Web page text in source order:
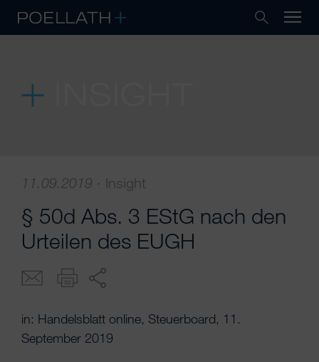
11.09.2019 · Insight
§ 50d Abs. 3 EStG nach den
Urteilen des EUGH
in: Handelsblatt online, Steuerboard, 11.
September 2019